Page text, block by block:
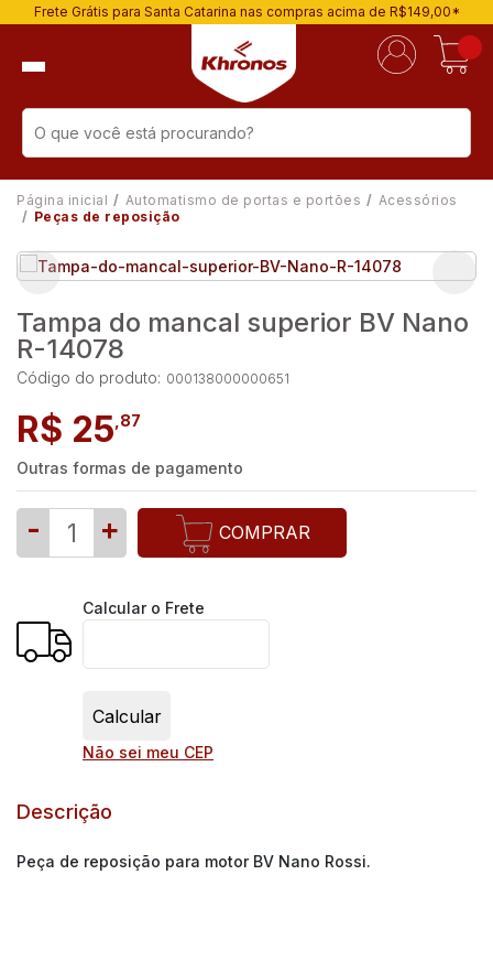
Frete Grátis para Santa Catarina nas compras acima de R$149,00*
Página inicial Automatismo de portas e portões
Acessórios
Peças de reposição
Tampa do mancal superior BV Nano
R-14078
Código do produto: 000138000000651
R$ 25 ,87
Outras formas de pagamento
- + COMPRAR
Calcular o Frete
Não sei meu CEP
Descrição
Peça de reposição para motor BV Nano Rossi.